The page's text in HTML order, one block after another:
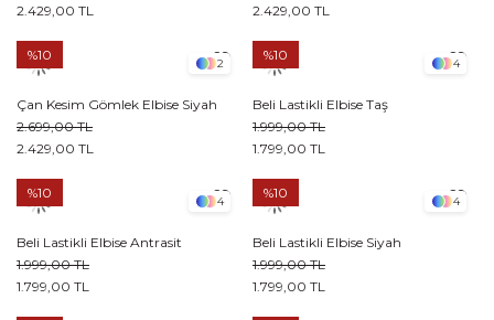
2.429,00 TL 2.429,00 TL
2
Çan Kesim Gömlek Elbise Siyah
2.429,00 TL
2.699,00 TL
%10
4
Beli Lastikli Elbise Taş
1.799,00 TL
1.999,00 TL
%10
4
Beli Lastikli Elbise Antrasit
1.799,00 TL
1.999,00 TL
%10
4
Beli Lastikli Elbise Siyah
1.799,00 TL
1.999,00 TL
%10